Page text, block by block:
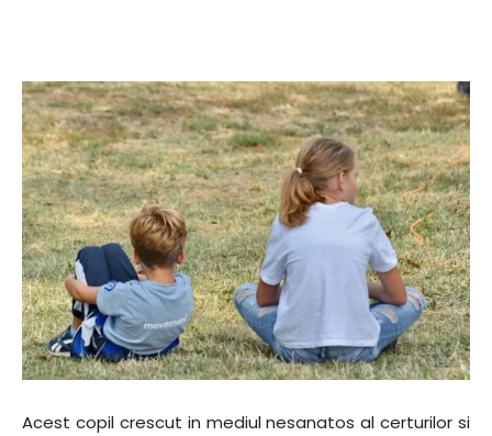
Acest copil crescut in mediul nesanatos al certurilor si